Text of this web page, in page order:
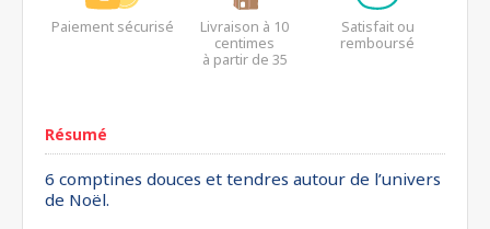
Paiement sécurisé
Livraison à 10
centimes
à partir de 35
Satisfait ou
remboursé
Résumé
6 comptines douces et tendres autour de l’univers
de Noël.